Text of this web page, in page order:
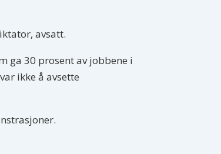
avsatt.
ga 30 prosent av jobbene i
ikke å avsette